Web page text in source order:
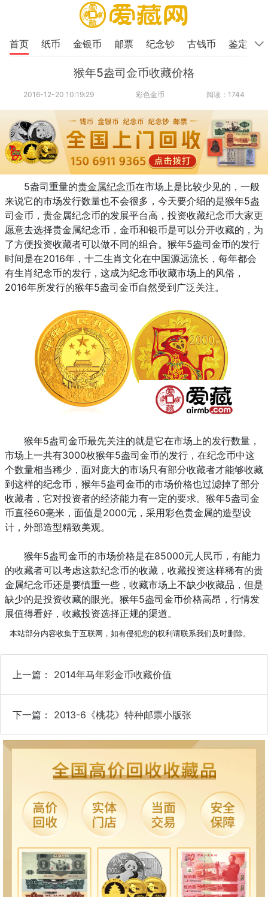
首页 纸币 金银币 邮票 纪念钞 古钱币 鉴定
猴年5盎司金币收藏价格
2016-12-20 10:19:29 彩色金币 阅读：1744
5盎司重量的贵金属纪念币在市场上是比较少见的，一般
来说它的市场发行数量也不会很多，今天要介绍的是猴年5盎
司金币，贵金属纪念币的发展平台高，投资收藏纪念币大家更
愿意去选择贵金属纪念币，金币和银币是可以分开收藏的，为
了方便投资收藏者可以做不同的组合。猴年5盎司金币的发行
时间是在2016年，十二生肖文化在中国源远流长，每年都会
有生肖纪念币的发行，这成为纪念币收藏市场上的风俗，
2016年所发行的猴年5盎司金币自然受到广泛关注。
猴年5盎司金币最先关注的就是它在市场上的发行数量，
市场上一共有3000枚猴年5盎司金币的发行，在纪念币中这
个数量相当稀少，面对庞大的市场只有部分收藏者才能够收藏
到这样的纪念币，猴年5盎司金币的市场价格也过滤掉了部分
收藏者，它对投资者的经济能力有一定的要求。猴年5盎司金
币直径60毫米，面值是2000元，采用彩色贵金属的造型设
计，外部造型精致美观。
猴年5盎司金币的市场价格是在85000元人民币，有能力
的收藏者可以考虑这款纪念币的收藏，收藏投资这样稀有的贵
金属纪念币还是要慎重一些，收藏市场上不缺少收藏品，但是
缺少的是投资收藏的眼光。猴年5盎司金币价格高昂，行情发
展值得看好，收藏投资选择正规的渠道。
本站部分内容收集于互联网，如有侵犯您的权利请联系我们及时删除。
上一篇： 2014年马年彩金币收藏价值
下一篇： 2013-6《桃花》特种邮票小版张